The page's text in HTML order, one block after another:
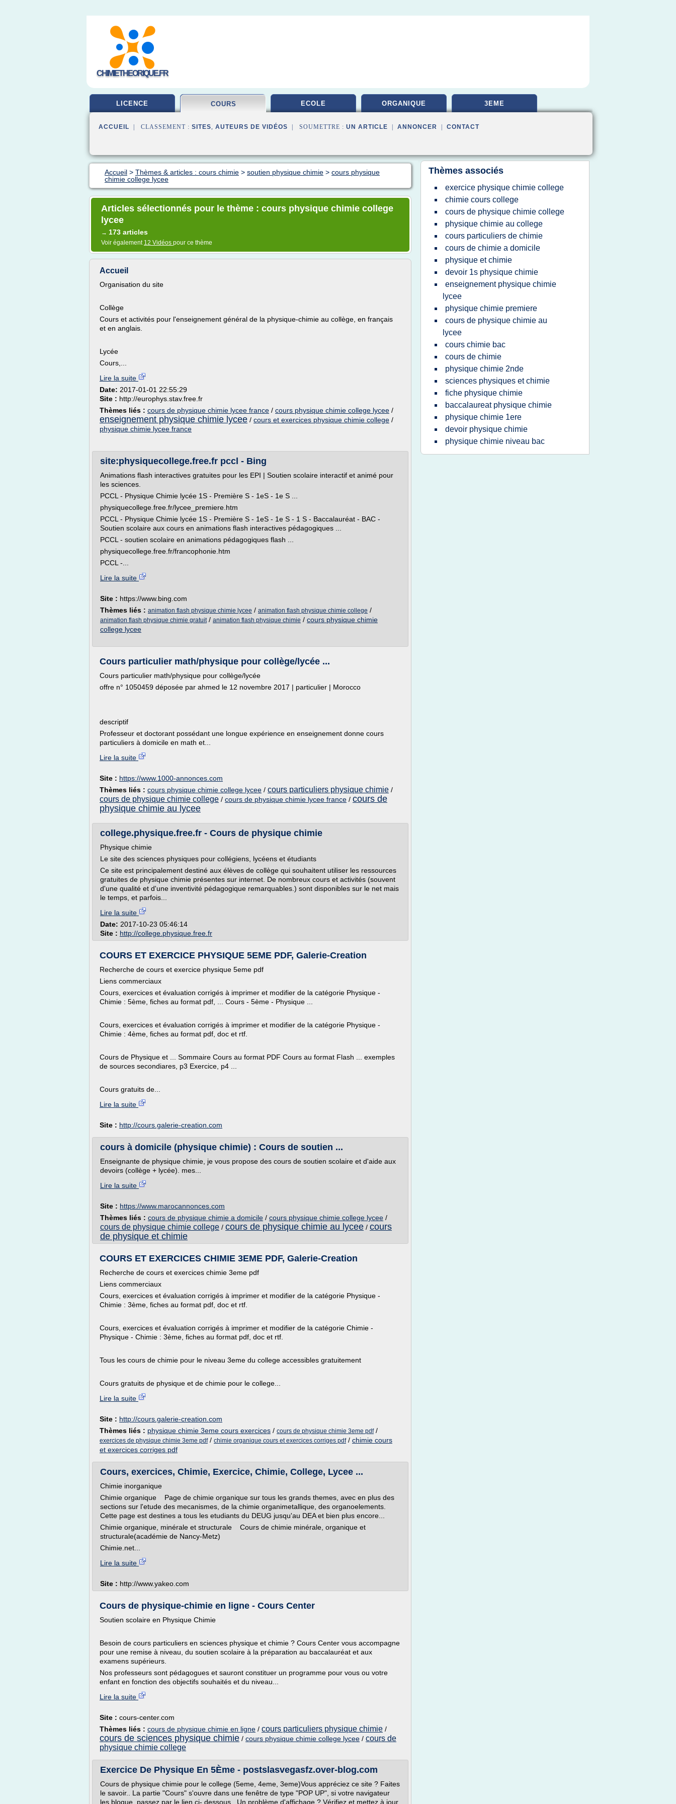
CHIMIETHEORIQUE.FR
LICENCE COURS ECOLE ORGANIQUE 3EME
ACCUEIL | CLASSEMENT : SITES, AUTEURS DE VIDÉOS | SOUMETTRE : UN ARTICLE ANNONCER CONTACT
Accueil > Thèmes & articles : cours chimie > soutien physique chimie > cours physique
chimie college lycee
Articles sélectionnés pour le thème : cours physique chimie college
lycee
→ 173 articles
Voir également 12 Vidéos pour ce thème
Accueil
Organisation du site
Collège
Cours et activités pour l'enseignement général de la physique-chimie au collège, en français
et en anglais.
Lycée
Cours,...
Lire la suite
Date: 2017-01-01 22:55:29
Site : http://europhys.stav.free.fr
Thèmes liés : cours de physique chimie lycee france / cours physique chimie college lycee /
enseignement physique chimie lycee / cours et exercices physique chimie college /
physique chimie lycee france
site:physiquecollege.free.fr pccl - Bing
Animations flash interactives gratuites pour les EPI | Soutien scolaire interactif et animé pour
les sciences.
PCCL - Physique Chimie lycée 1S - Première S - 1eS - 1e S ...
physiquecollege.free.fr/lycee_premiere.htm
PCCL - Physique Chimie lycée 1S - Première S - 1eS - 1e S - 1 S - Baccalauréat - BAC -
Soutien scolaire aux cours en animations flash interactives pédagogiques ...
PCCL - soutien scolaire en animations pédagogiques flash ...
physiquecollege.free.fr/francophonie.htm
PCCL -...
Lire la suite
Site : https://www.bing.com
Thèmes liés : animation flash physique chimie lycee / animation flash physique chimie college /
animation flash physique chimie gratuit/ animation flash physique chimie / cours physique chimie
college lycee
Cours particulier math/physique pour collège/lycée ...
Cours particulier math/physique pour collège/lycée
offre n° 1050459 déposée par ahmed le 12 novembre 2017 | particulier | Morocco
descriptif
Professeur et doctorant possédant une longue expérience en enseignement donne cours
particuliers à domicile en math et...
Lire la suite
Site : https://www.1000-annonces.com
Thèmes liés : cours physique chimie college lycee / cours particuliers physique chimie /
cours de physique chimie college / cours de physique chimie lycee france / cours de
physique chimie au lycee
college.physique.free.fr - Cours de physique chimie
Physique chimie
Le site des sciences physiques pour collégiens, lycéens et étudiants
Ce site est principalement destiné aux élèves de collège qui souhaitent utiliser les ressources
gratuites de physique chimie présentes sur internet. De nombreux cours et activités (souvent
d'une qualité et d'une inventivité pédagogique remarquables.) sont disponibles sur le net mais
le temps, et parfois...
Lire la suite
Date: 2017-10-23 05:46:14
Site : http://college.physique.free.fr
COURS ET EXERCICE PHYSIQUE 5EME PDF, Galerie-Creation
Recherche de cours et exercice physique 5eme pdf
Liens commerciaux
Cours, exercices et évaluation corrigés à imprimer et modifier de la catégorie Physique -
Chimie : 5ème, fiches au format pdf, ... Cours - 5ème - Physique ...
Cours, exercices et évaluation corrigés à imprimer et modifier de la catégorie Physique -
Chimie : 4ème, fiches au format pdf, doc et rtf.
Cours de Physique et ... Sommaire Cours au format PDF Cours au format Flash ... exemples
de sources secondiares, p3 Exercice, p4 ...
Cours gratuits de...
Lire la suite
Site : http://cours.galerie-creation.com
cours à domicile (physique chimie) : Cours de soutien ...
Enseignante de physique chimie, je vous propose des cours de soutien scolaire et d'aide aux
devoirs (collège + lycée). mes...
Lire la suite
Site : https://www.marocannonces.com
Thèmes liés : cours de physique chimie a domicile / cours physique chimie college lycee /
cours de physique chimie college / cours de physique chimie au lycee / cours
de physique et chimie
COURS ET EXERCICES CHIMIE 3EME PDF, Galerie-Creation
Recherche de cours et exercices chimie 3eme pdf
Liens commerciaux
Cours, exercices et évaluation corrigés à imprimer et modifier de la catégorie Physique -
Chimie : 3ème, fiches au format pdf, doc et rtf.
Cours, exercices et évaluation corrigés à imprimer et modifier de la catégorie Chimie -
Physique - Chimie : 3ème, fiches au format pdf, doc et rtf.
Tous les cours de chimie pour le niveau 3eme du college accessibles gratuitement
Cours gratuits de physique et de chimie pour le college...
Lire la suite
Site : http://cours.galerie-creation.com
Thèmes liés : physique chimie 3eme cours exercices / cours de physique chimie 3eme pdf/
exercices de physique chimie 3eme pdf/ chimie organique cours et exercices corriges pdf/ chimie cours
et exercices corriges pdf
Cours, exercices, Chimie, Exercice, Chimie, College, Lycee ...
Chimie inorganique
Chimie organique Page de chimie organique sur tous les grands themes, avec en plus des
sections sur l'etude des mecanismes, de la chimie organimetallique, des organoelements.
Cette page est destines a tous les etudiants du DEUG jusqu'au DEA et bien plus encore...
Chimie organique, minérale et structurale Cours de chimie minérale, organique et
structurale(académie de Nancy-Metz)
Chimie.net...
Lire la suite
Site : http://www.yakeo.com
Cours de physique-chimie en ligne - Cours Center
Soutien scolaire en Physique Chimie
Besoin de cours particuliers en sciences physique et chimie ? Cours Center vous accompagne
pour une remise à niveau, du soutien scolaire à la préparation au baccalauréat et aux
examens supérieurs.
Nos professeurs sont pédagogues et sauront constituer un programme pour vous ou votre
enfant en fonction des objectifs souhaités et du niveau...
Lire la suite
Site : cours-center.com
Thèmes liés : cours de physique chimie en ligne / cours particuliers physique chimie /
cours de sciences physique chimie / cours physique chimie college lycee / cours de
physique chimie college
Exercice De Physique En 5Ème - postslasvegasfz.over-blog.com
Cours de physique chimie pour le college (5eme, 4eme, 3eme)Vous appréciez ce site ? Faites
le savoir.. La partie "Cours" s'ouvre dans une fenêtre de type "POP UP", si votre navigateur
les bloque, passez par le lien ci- dessous.. Un problème d'affichage ? Vérifiez et mettez à jour
Thèmes associés
exercice physique chimie college
chimie cours college
cours de physique chimie college
physique chimie au college
cours particuliers de chimie
cours de chimie a domicile
physique et chimie
devoir 1s physique chimie
enseignement physique chimie
lycee
physique chimie premiere
cours de physique chimie au
lycee
cours chimie bac
cours de chimie
physique chimie 2nde
sciences physiques et chimie
fiche physique chimie
baccalaureat physique chimie
physique chimie 1ere
devoir physique chimie
physique chimie niveau bac